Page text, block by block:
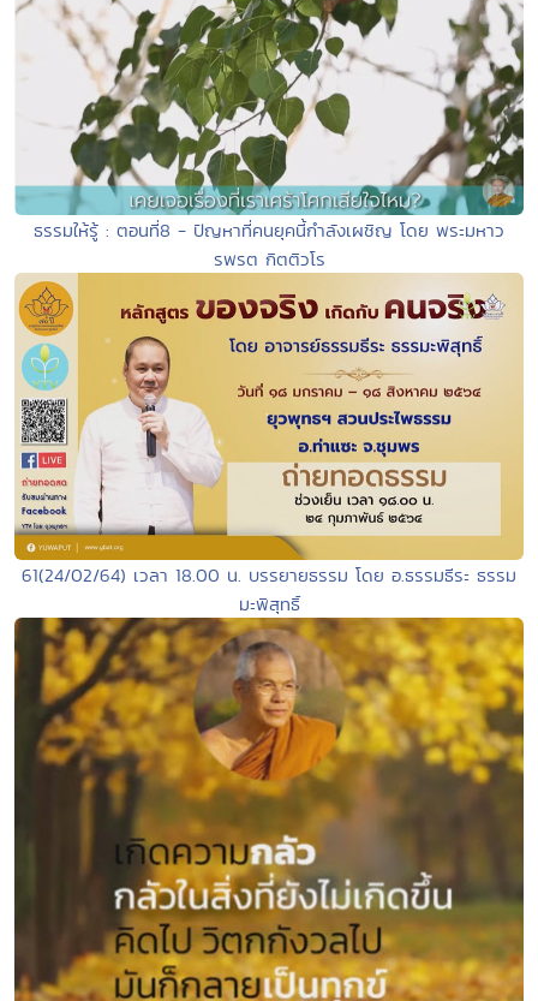
ธรรมให้รู้ : ตอนที่8 - ปัญหาที่คนยุคนี้กำลังเผชิญ โดย พระมหาว
รพรต กิตติวโร
61(24/02/64) เวลา 18.00 น. บรรยายธรรม โดย อ.ธรรมธีระ ธรรม
มะพิสุทธิ์